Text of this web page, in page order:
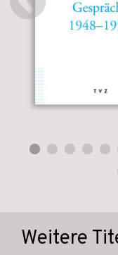
Weitere